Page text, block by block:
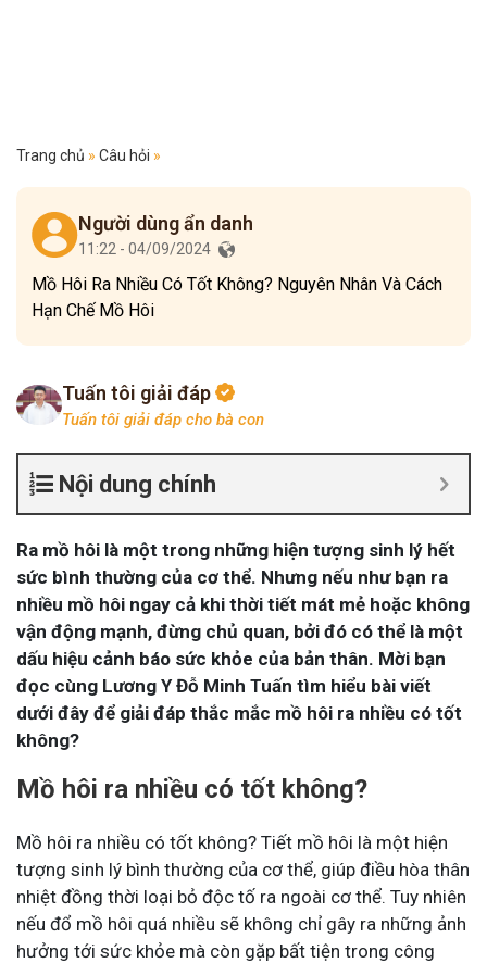
Trang chủ » Câu hỏi »
Người dùng ẩn danh
11:22 - 04/09/2024
Mồ Hôi Ra Nhiều Có Tốt Không? Nguyên Nhân Và Cách
Hạn Chế Mồ Hôi
Tuấn tôi giải đáp
Tuấn tôi giải đáp cho bà con
Nội dung chính
Ra mồ hôi là một trong những hiện tượng sinh lý hết
sức bình thường của cơ thể. Nhưng nếu như bạn ra
nhiều mồ hôi ngay cả khi thời tiết mát mẻ hoặc không
vận động mạnh, đừng chủ quan, bởi đó có thể là một
dấu hiệu cảnh báo sức khỏe của bản thân. Mời bạn
đọc cùng Lương Y Đỗ Minh Tuấn tìm hiểu bài viết
dưới đây để giải đáp thắc mắc mồ hôi ra nhiều có tốt
không?
Mồ hôi ra nhiều có tốt không?
Mồ hôi ra nhiều có tốt không? Tiết mồ hôi là một hiện
tượng sinh lý bình thường của cơ thể, giúp điều hòa thân
nhiệt đồng thời loại bỏ độc tố ra ngoài cơ thể. Tuy nhiên
nếu đổ mồ hôi quá nhiều sẽ không chỉ gây ra những ảnh
hưởng tới sức khỏe mà còn gặp bất tiện trong công